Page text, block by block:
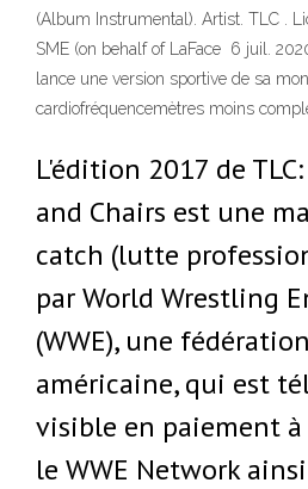
(Album Instrumental). Artist. TLC .
SME (on behalf of LaFace 6 juil.
lance une version sportive de sa
cardiofréquencemètres moins
L'édition 2017 de
and Chairs est une
catch (lutte
par World Wrestling
(WWE), une
américaine, qui est
visible en paiement à
le WWE Network